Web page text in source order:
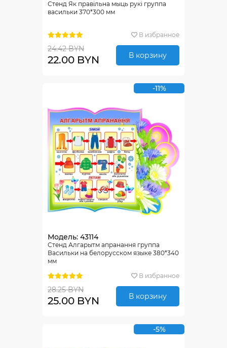
Стенд Як правiльна мыць рукi группа
васильки 370*300 мм
В избранное
24.42 BYN
22.00 BYN В корзину
-11%
Модель: 43114
Стенд Алгарытм апранання группа
Васильки на белорусском языке 380*340
мм
В избранное
28.25 BYN
25.00 BYN В корзину
-5%